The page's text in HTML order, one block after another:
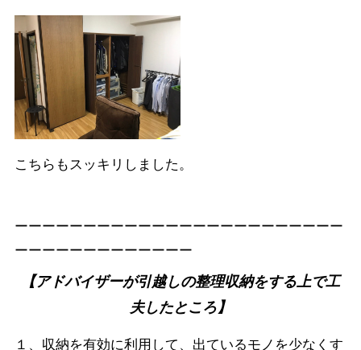
こちらもスッキリしました。
ーーーーーーーーーーーーーーーーーーーーーーーー
ーーーーーーーーーーーーー
【アドバイザーが引越しの整理収納をする上で工
夫したところ】
１、収納を有効に利用して、出ているモノを少なくす